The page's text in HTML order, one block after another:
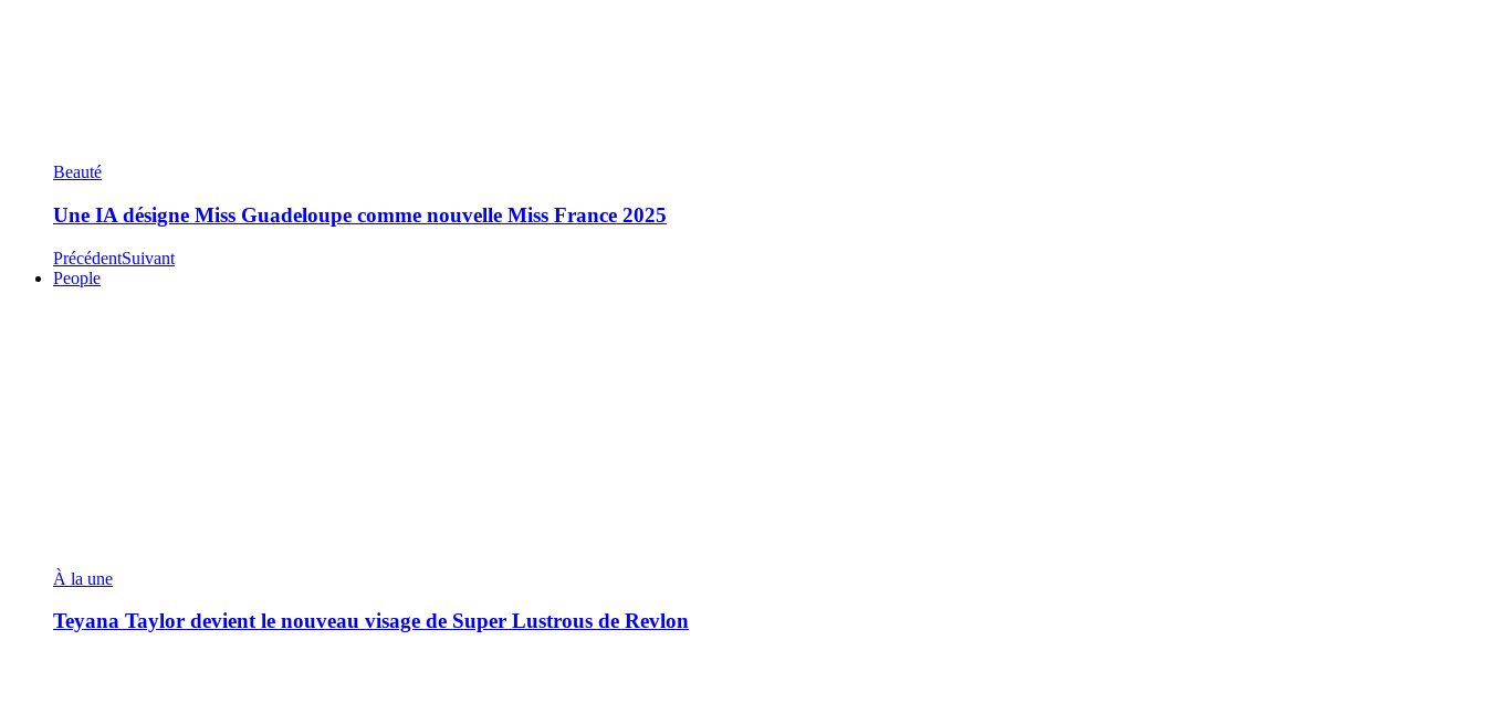
Beauté
Une IA désigne Miss Guadeloupe comme nouvelle Miss France 2025
PrécédentSuivant
People
À la une
Teyana Taylor devient le nouveau visage de Super Lustrous de Revlon